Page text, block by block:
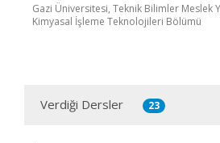
Gazi Üniversitesi, Teknik Bilimler Meslek
Kimyasal İşleme Teknolojileri Bölümü
Verdiği Dersler 23